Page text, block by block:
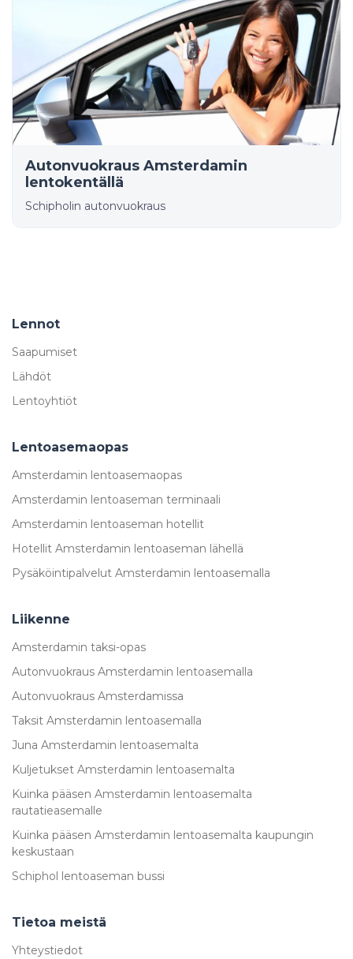
Autonvuokraus Amsterdamin
lentokentällä
Schipholin autonvuokraus
Lennot
Saapumiset
Lähdöt
Lentoyhtiöt
Lentoasemaopas
Amsterdamin lentoasemaopas
Amsterdamin lentoaseman terminaali
Amsterdamin lentoaseman hotellit
Hotellit Amsterdamin lentoaseman lähellä
Pysäköintipalvelut Amsterdamin lentoasemalla
Liikenne
Amsterdamin taksi-opas
Autonvuokraus Amsterdamin lentoasemalla
Autonvuokraus Amsterdamissa
Taksit Amsterdamin lentoasemalla
Juna Amsterdamin lentoasemalta
Kuljetukset Amsterdamin lentoasemalta
Kuinka pääsen Amsterdamin lentoasemalta
rautatieasemalle
Kuinka pääsen Amsterdamin lentoasemalta kaupungin
keskustaan
Schiphol lentoaseman bussi
Tietoa meistä
Yhteystiedot